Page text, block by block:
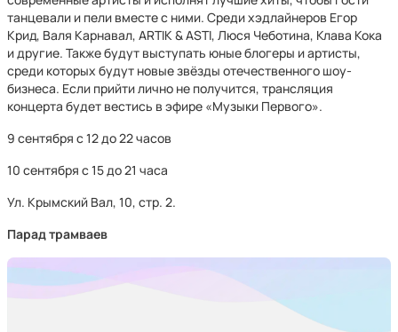
танцевали и пели вместе с ними. Среди хэдлайнеров Егор
Крид, Валя Карнавал, ARTIK & ASTI, Люся Чеботина, Клава Кока
и другие. Также будут выступать юные блогеры и артисты,
среди которых будут новые звёзды отечественного шоу-
бизнеса. Если прийти лично не получится, трансляция
концерта будет вестись в эфире «Музыки Первого».
9 сентября с 12 до 22 часов
10 сентября с 15 до 21 часа
Ул. Крымский Вал, 10, стр. 2.
Парад трамваев